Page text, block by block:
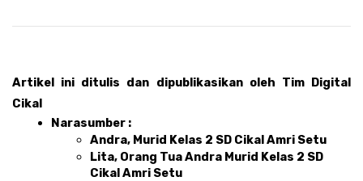
Artikel ini ditulis dan dipublikasikan oleh Tim Digital
Cikal
Narasumber :
Andra, Murid Kelas 2 SD Cikal Amri Setu
Lita, Orang Tua Andra Murid Kelas 2 SD
Cikal Amri Setu